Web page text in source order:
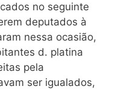
no seguinte
deputados à
nessa ocasião,
d. platina
pela
ser igualados,